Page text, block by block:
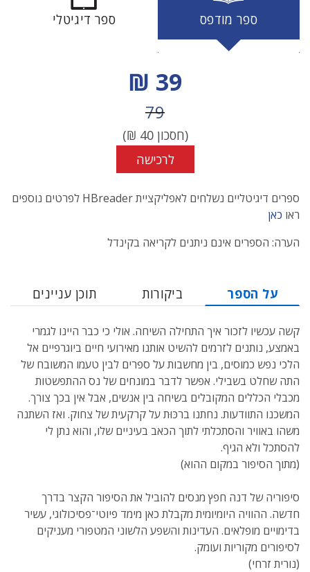
ספר מודפס ספר דיגיטלי
מחיר הנחה
39 ₪
מחיר לפני הנחה
79
(חסכון40
₪)
לרכישה
ספרים דיגיטליים נשלחים לאפליקציית HBreader לפרטים נוספים
ראו כאן
הערה: הספרים אינם ניתנים לקריאה בקינדל
על הספר ביקורות תוכן עניינים
קשה עכשיו לזכור איך התחילה השיחה. אולי כי כבר היינו לגמרי
באמצע, נותנים לזרמים להשיט אותנו מאירועי חיים ביוגרפיים אל
הלכי נפש כמוסים, בין מחשבות על ספרים לבין טעמו המשובח של
התה שחלט בשבילי. אפשר לדבר במונחים של נס ההתפשטות
מכבלי הכללים המקובלים בשיחה בין אנשים, אבל אין בכך צורך.
המשכנו התוודעות. נחתנו ברכּוּת על קרקעית של צחוק. ואז השתנה
משהו באוויר והסתכלתי לתוך הכאב בעיניים שלו, והוא נתן לי
להסתכל ולא הגיף.
(מתוך הסיפור במקום ההוא)
סיפוריה של דנה חפץ מנסים להוביל את הסיפור הקצר בדרך
חדשה. ההוויה היומיומית מקבלת כאן מימד פיוטי־פסיכולוגי, עשיר
בדימויים מופלאים. העדינות והשפע הלשוני המטפורי מעניקים
לסיפורים מקוריות ועומק.
(נורית זרחי)